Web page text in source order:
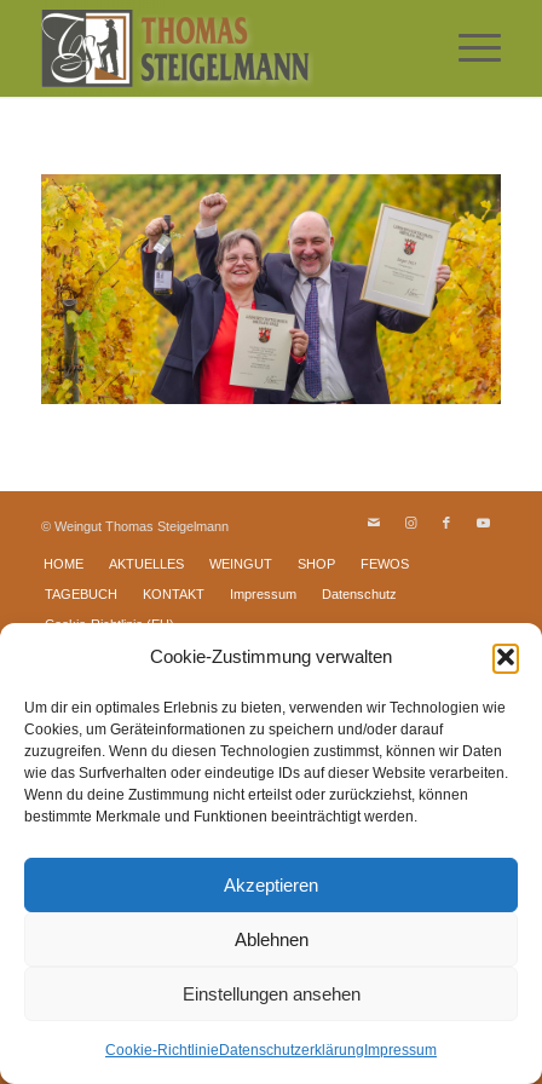
Cookie-Zustimmung verwalten
Um dir ein optimales Erlebnis zu bieten, verwenden wir Technologien wie
Cookies, um Geräteinformationen zu speichern und/oder darauf
zuzugreifen. Wenn du diesen Technologien zustimmst, können wir Daten
wie das Surfverhalten oder eindeutige IDs auf dieser Website verarbeiten.
Wenn du deine Zustimmung nicht erteilst oder zurückziehst, können
bestimmte Merkmale und Funktionen beeinträchtigt werden.
Akzeptieren
Ablehnen
Einstellungen ansehen
Cookie-Richtlinie Datenschutzerklärung Impressum
© Weingut Thomas Steigelmann
HOME AKTUELLES WEINGUT SHOP FEWOS
TAGEBUCH KONTAKT Impressum Datenschutz
Cookie-Richtlinie (EU)